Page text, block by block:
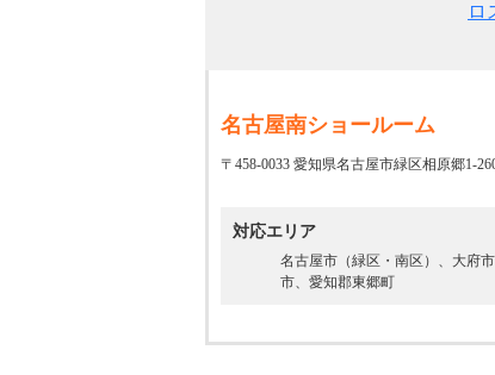
ロ
名古屋南ショールーム
〒458-0033 愛知県名古屋市緑区相原郷1-
対応エリア
名古屋市（緑区・南区）、大府
市、愛知郡東郷町